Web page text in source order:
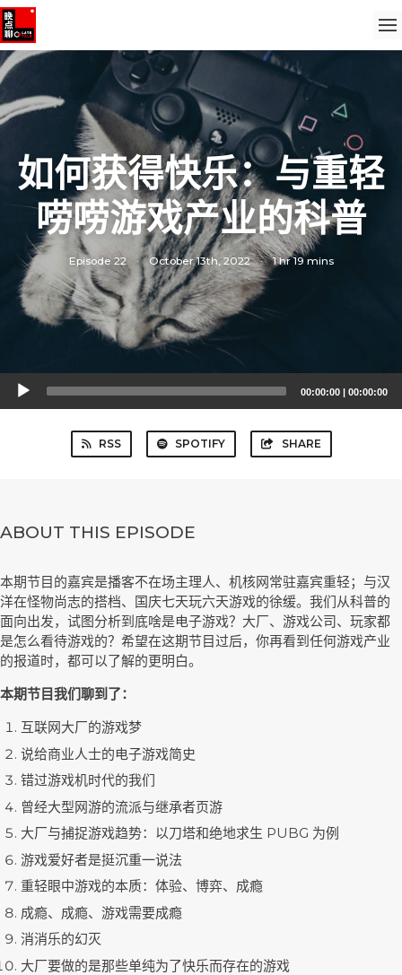
如何获得快乐：与重轻
唠唠游戏产业的科普
Episode 22 · October 13th, 2022 · 1 hr 19 mins
Audio
Player
00:00:00 | 00:00:00
RSS SPOTIFY SHARE
ABOUT THIS EPISODE
本期节目的嘉宾是播客不在场主理人、机核网常驻嘉宾重轻；与汉
洋在怪物尚志的搭档、国庆七天玩六天游戏的徐缓。我们从科普的
面向出发，试图分析到底啥是电子游戏？大厂、游戏公司、玩家都
是怎么看待游戏的？希望在这期节目过后，你再看到任何游戏产业
的报道时，都可以了解的更明白。
本期节目我们聊到了：
互联网大厂的游戏梦
说给商业人士的电子游戏简史
错过游戏机时代的我们
曾经大型网游的流派与继承者页游
大厂与捕捉游戏趋势：以刀塔和绝地求生 PUBG 为例
游戏爱好者是挺沉重一说法
重轻眼中游戏的本质：体验、博弈、成瘾
成瘾、成瘾、游戏需要成瘾
消消乐的幻灭
大厂要做的是那些单纯为了快乐而存在的游戏